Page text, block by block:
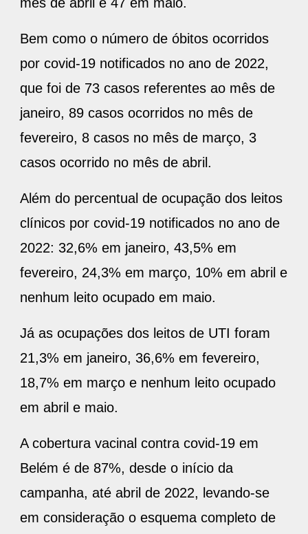
Bem como o número de óbitos ocorridos
por covid-19 notificados no ano de 2022,
que foi de 73 casos referentes ao mês de
janeiro, 89 casos ocorridos no mês de
fevereiro, 8 casos no mês de março, 3
casos ocorrido no mês de abril.
Além do percentual de ocupação dos leitos
clínicos por covid-19 notificados no ano de
2022: 32,6% em janeiro, 43,5% em
fevereiro, 24,3% em março, 10% em abril e
nenhum leito ocupado em maio.
Já as ocupações dos leitos de UTI foram
21,3% em janeiro, 36,6% em fevereiro,
18,7% em março e nenhum leito ocupado
em abril e maio.
A cobertura vacinal contra covid-19 em
Belém é de 87%, desde o início da
campanha, até abril de 2022, levando-se
em consideração o esquema completo de